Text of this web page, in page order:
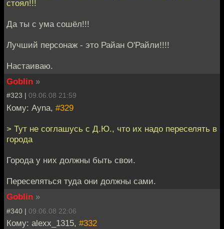
стоял!!!
Да ты с ума сошёл!!!
Лучший персонаж - это Райан O'Райли!!!!
Настаиваю.
Goblin »
#323 | 09.06.08 21:59
Кому: Ayna, #329
> Тут не соглашусь с Д.Ю., что их надо переселять в
города
Города у них должны быть свои.
Переселяться туда они должны сами.
Goblin »
#340 | 09.06.08 22:06
Кому: alexx_1315, #332